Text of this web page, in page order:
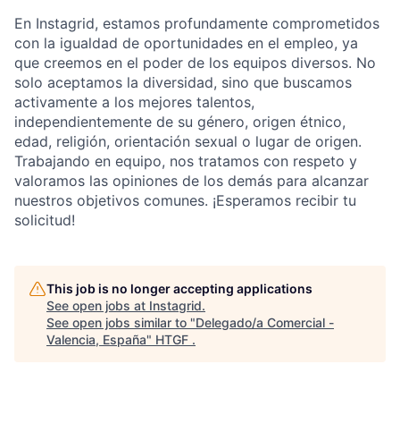
En Instagrid, estamos profundamente comprometidos
con la igualdad de oportunidades en el empleo, ya
que creemos en el poder de los equipos diversos. No
solo aceptamos la diversidad, sino que buscamos
activamente a los mejores talentos,
independientemente de su género, origen étnico,
edad, religión, orientación sexual o lugar de origen.
Trabajando en equipo, nos tratamos con respeto y
valoramos las opiniones de los demás para alcanzar
nuestros objetivos comunes. ¡Esperamos recibir tu
solicitud!
This job is no longer accepting applications
See open jobs at Instagrid.
See open jobs similar to "Delegado/a Comercial -
Valencia, España" HTGF .